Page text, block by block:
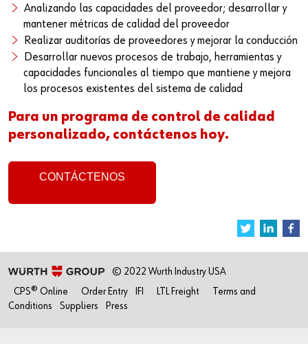
Analizando las capacidades del proveedor; desarrollar y
mantener métricas de calidad del proveedor
Realizar auditorías de proveedores y mejorar la conducción
Desarrollar nuevos procesos de trabajo, herramientas y
capacidades funcionales al tiempo que mantiene y mejora
los procesos existentes del sistema de calidad
Para un programa de control de calidad
personalizado, contáctenos hoy.
CONTÁCTENOS
© 2022 Wurth Industry USA
CPS® Online
Order Entry IFI LTL Freight
Terms and
Conditions
Suppliers Press